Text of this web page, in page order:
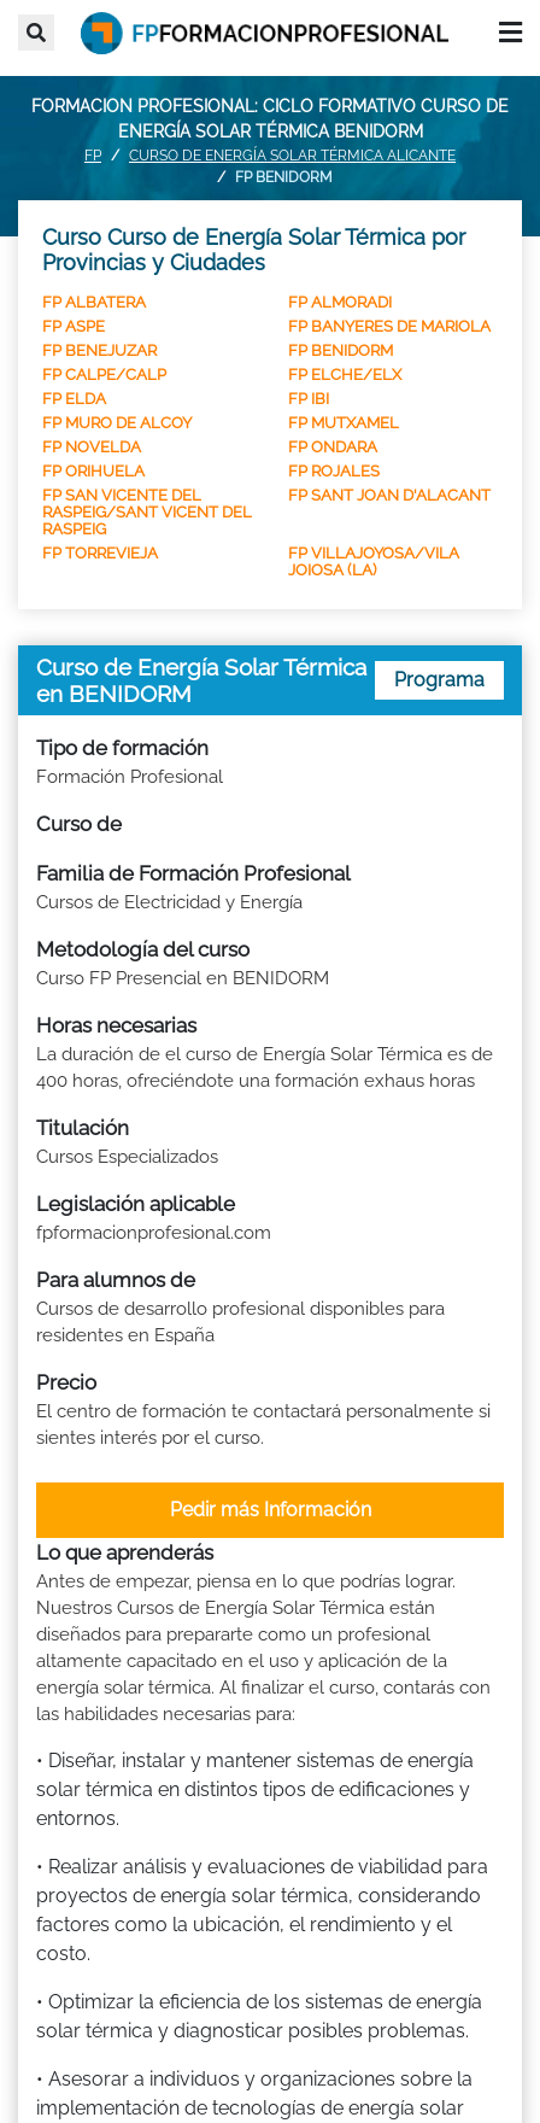
FORMACION PROFESIONAL: CICLO FORMATIVO CURSO DE
ENERGÍA SOLAR TÉRMICA BENIDORM
FP
CURSO DE ENERGÍA SOLAR TÉRMICA ALICANTE
FP BENIDORM
Curso Curso de Energía Solar Térmica por
Provincias y Ciudades
FP ALBATERA
FP ALMORADI
FP ASPE
FP BANYERES DE MARIOLA
FP BENEJUZAR
FP BENIDORM
FP CALPE/CALP
FP ELCHE/ELX
FP ELDA
FP IBI
FP MURO DE ALCOY
FP MUTXAMEL
FP NOVELDA
FP ONDARA
FP ORIHUELA
FP ROJALES
FP SAN VICENTE DEL
RASPEIG/SANT VICENT DEL
RASPEIG
FP SANT JOAN D'ALACANT
FP TORREVIEJA
FP VILLAJOYOSA/VILA
JOIOSA (LA)
Curso de Energía Solar Térmica
en BENIDORM
Programa
Tipo de formación
Formación Profesional
Curso de
Familia de Formación Profesional
Cursos de Electricidad y Energía
Metodología del curso
Curso FP Presencial en BENIDORM
Horas necesarias
La duración de el curso de Energía Solar Térmica es de
400 horas, ofreciéndote una formación exhaus horas
Titulación
Cursos Especializados
Legislación aplicable
fpformacionprofesional.com
Para alumnos de
Cursos de desarrollo profesional disponibles para
residentes en España
Precio
El centro de formación te contactará personalmente si
sientes interés por el curso.
Pedir más Información
Lo que aprenderás
Antes de empezar, piensa en lo que podrías lograr.
Nuestros Cursos de Energía Solar Térmica están
diseñados para prepararte como un profesional
altamente capacitado en el uso y aplicación de la
energía solar térmica. Al finalizar el curso, contarás con
las habilidades necesarias para:
• Diseñar, instalar y mantener sistemas de energía
solar térmica en distintos tipos de edificaciones y
entornos.
• Realizar análisis y evaluaciones de viabilidad para
proyectos de energía solar térmica, considerando
factores como la ubicación, el rendimiento y el
costo.
• Optimizar la eficiencia de los sistemas de energía
solar térmica y diagnosticar posibles problemas.
• Asesorar a individuos y organizaciones sobre la
implementación de tecnologías de energía solar